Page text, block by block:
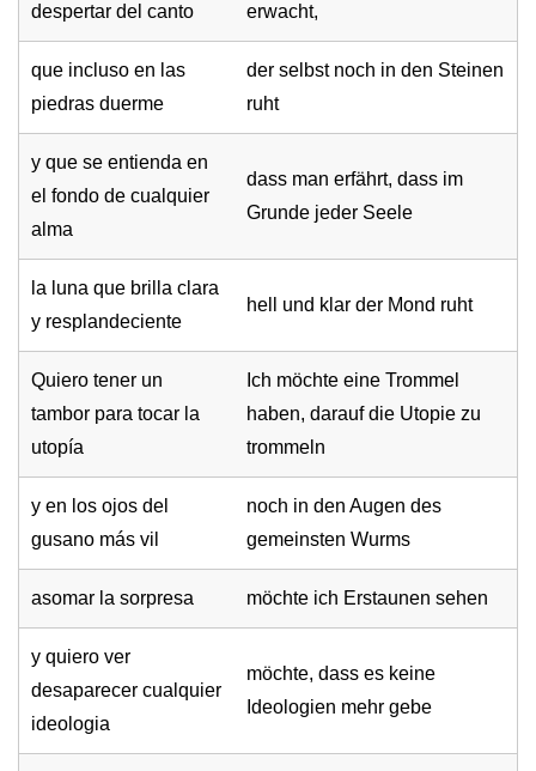
despertar del canto
erwacht,
que incluso en las
piedras duerme
der selbst noch in den Steinen
ruht
y que se entienda en
el fondo de cualquier
alma
dass man erfährt, dass im
Grunde jeder Seele
la luna que brilla clara
y resplandeciente
hell und klar der Mond ruht
Quiero tener un
tambor para tocar la
utopía
Ich möchte eine Trommel
haben, darauf die Utopie zu
trommeln
y en los ojos del
gusano más vil
noch in den Augen des
gemeinsten Wurms
asomar la sorpresa möchte ich Erstaunen sehen
y quiero ver
desaparecer cualquier
ideologia
möchte, dass es keine
Ideologien mehr gebe